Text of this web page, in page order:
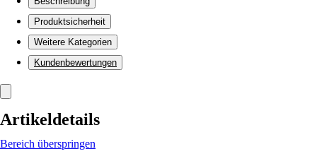
Produktsicherheit
Weitere Kategorien
Kundenbewertungen
Artikeldetails
Bereich überspringen